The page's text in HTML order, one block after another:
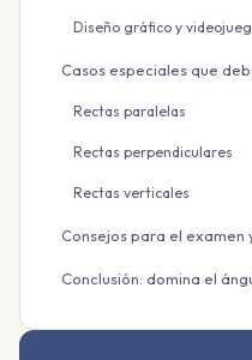
Diseño gráfico y
Casos especiales que
Rectas paralelas
Rectas perpendiculares
Rectas verticales
Consejos para el examen
Conclusión: domina el